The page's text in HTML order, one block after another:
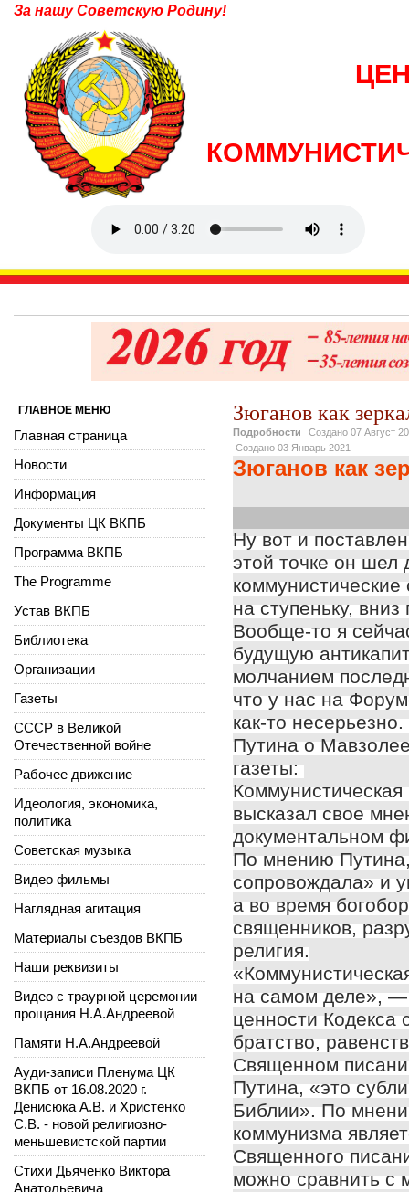
За нашу Советскую Родину!
Зюганов как
Подробности Создано 07 Август
Создано 03 Январь 2021
Зюганов как
Ну вот и
этой точке он шел
коммунистические
на ступеньку,
Вообще-то я
будущую
молчанием
что у нас на
как-то
Путина о
газеты:
Коммунистическая
высказал свое
документальном
По мнению Путина,
сопровождала» и
а во время
священников,
религия.
на самом деле», —
ценности Кодекса
братство,
Священном
Путина, «это
Библии». По
коммунизма
Священного
можно сравнить с
ГЛАВНОЕ МЕНЮ
Главная страница
Новости
Информация
Документы ЦК ВКПБ
Программа ВКПБ
The Programme
Устав ВКПБ
Библиотека
Организации
Газеты
СССР в Великой
Отечественной войне
Рабочее движение
Идеология, экономика,
политика
Советская музыка
Видео фильмы
Наглядная агитация
Материалы съездов ВКПБ
Наши реквизиты
Видео с траурной церемонии
прощания Н.А.Андреевой
Памяти Н.А.Андреевой
Ауди-записи Пленума ЦК
ВКПБ от 16.08.2020 г.
Денисюка А.В. и Христенко
С.В. - новой религиозно-
меньшевистской партии
Стихи Дьяченко Виктора
Анатольевича